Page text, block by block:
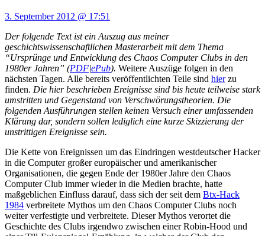
3. September 2012 @ 17:51
Der folgende Text ist ein Auszug aus meiner
geschichtswissenschaftlichen Masterarbeit mit dem Thema
“Ursprünge und Entwicklung des Chaos Computer Clubs in den
1980er Jahren” (PDF|ePub). Weitere Auszüge folgen in den
nächsten Tagen. Alle bereits veröffentlichten Teile sind hierzu
finden. Die hier beschrieben Ereignisse sind bis heute teilweise stark
umstritten und Gegenstand von Verschwörungstheorien. Die
folgenden Ausführungen stellen keinen Versuch einer umfassenden
Klärung dar, sondern sollen lediglich eine kurze Skizzierung der
unstrittigen Ereignisse sein.
Die Kette von Ereignissen um das Eindringen westdeutscher Hacker
in die Computer großer europäischer und amerikanischer
Organisationen, die gegen Ende der 1980er Jahre den Chaos
Computer Club immer wieder in die Medien brachte, hatte
maßgeblichen Einfluss darauf, dass sich der seit dem Btx-Hack
1984 verbreitete Mythos um den Chaos Computer Clubs noch
weiter verfestigte und verbreitete. Dieser Mythos verortet die
Geschichte des Clubs irgendwo zwischen einer Robin-Hood und